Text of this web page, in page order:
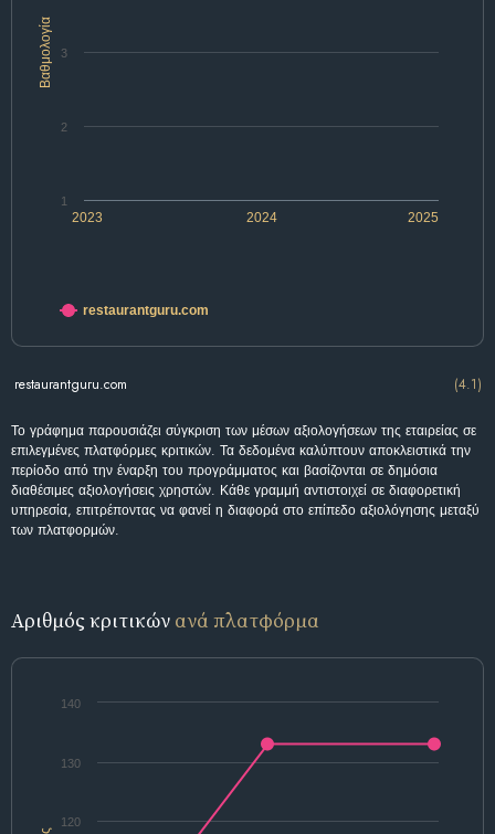
Βαθμολογία
2023 2024 2025
1
2
3
restaurantguru.com
restaurantguru.com (4.1)
Το γράφημα παρουσιάζει σύγκριση των μέσων αξιολογήσεων της εταιρείας σε
επιλεγμένες πλατφόρμες κριτικών. Τα δεδομένα καλύπτουν αποκλειστικά την
περίοδο από την έναρξη του προγράμματος και βασίζονται σε δημόσια
διαθέσιμες αξιολογήσεις χρηστών. Κάθε γραμμή αντιστοιχεί σε διαφορετική
υπηρεσία, επιτρέποντας να φανεί η διαφορά στο επίπεδο αξιολόγησης μεταξύ
των πλατφορμών.
Αριθμός κριτικών ανά πλατφόρμα
120
130
140